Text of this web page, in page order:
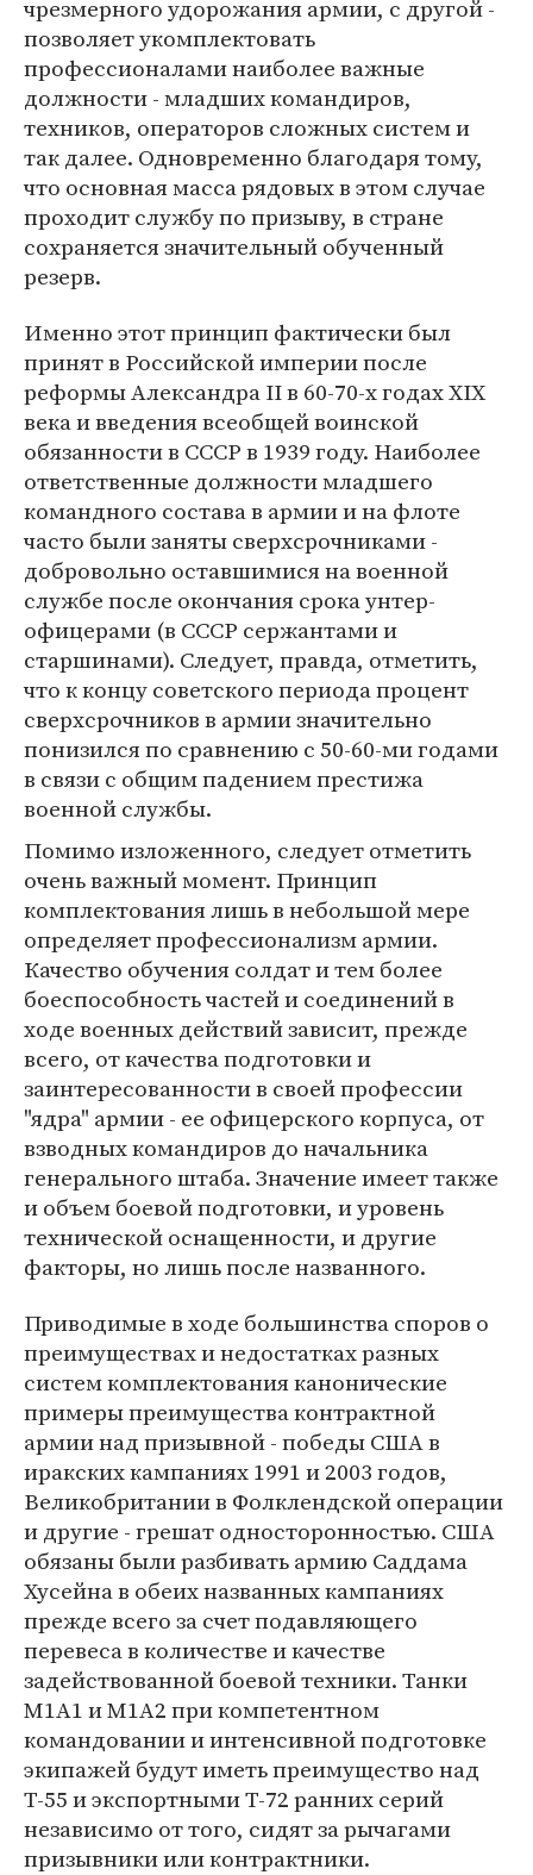
чрезмерного удорожания армии, с другой -
позволяет укомплектовать
профессионалами наиболее важные
должности - младших командиров,
техников, операторов сложных систем и
так далее. Одновременно благодаря тому,
что основная масса рядовых в этом случае
проходит службу по призыву, в стране
сохраняется значительный обученный
резерв.
Именно этот принцип фактически был
принят в Российской империи после
реформы Александра II в 60-70-х годах XIX
века и введения всеобщей воинской
обязанности в СССР в 1939 году. Наиболее
ответственные должности младшего
командного состава в армии и на флоте
часто были заняты сверхсрочниками -
добровольно оставшимися на военной
службе после окончания срока унтер-
офицерами (в СССР сержантами и
старшинами). Следует, правда, отметить,
что к концу советского периода процент
сверхсрочников в армии значительно
понизился по сравнению с 50-60-ми годами
в связи с общим падением престижа
военной службы.
Помимо изложенного, следует отметить
очень важный момент. Принцип
комплектования лишь в небольшой мере
определяет профессионализм армии.
Качество обучения солдат и тем более
боеспособность частей и соединений в
ходе военных действий зависит, прежде
всего, от качества подготовки и
заинтересованности в своей профессии
"ядра" армии - ее офицерского корпуса, от
взводных командиров до начальника
генерального штаба. Значение имеет также
и объем боевой подготовки, и уровень
технической оснащенности, и другие
факторы, но лишь после названного.
Приводимые в ходе большинства споров о
преимуществах и недостатках разных
систем комплектования канонические
примеры преимущества контрактной
армии над призывной - победы США в
иракских кампаниях 1991 и 2003 годов,
Великобритании в Фолклендской операции
и другие - грешат односторонностью. США
обязаны были разбивать армию Саддама
Хусейна в обеих названных кампаниях
прежде всего за счет подавляющего
перевеса в количестве и качестве
задействованной боевой техники. Танки
M1A1 и M1A2 при компетентном
командовании и интенсивной подготовке
экипажей будут иметь преимущество над
Т-55 и экспортными Т-72 ранних серий
независимо от того, сидят за рычагами
призывники или контрактники.